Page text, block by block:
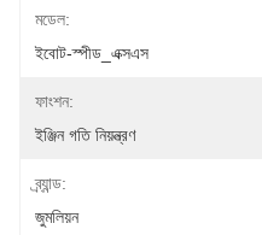
মডেল:
ইবোট-স্পীড_এক্সএস
ফাংশন:
ইঞ্জিন গতি নিয়ন্ত্রণ
ব্র্যান্ড:
জুমলিয়ন